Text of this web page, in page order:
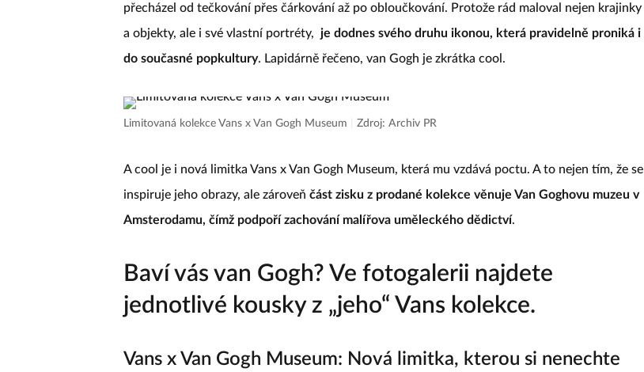
přecházel od tečkování přes čárkování až po obloučkování. Protože rád maloval nejen krajinky
a objekty, ale i své vlastní portréty, je dodnes svého druhu ikonou, která pravidelně proniká i
do současné popkultury. Lapidárně řečeno, van Gogh je zkrátka cool.
Limitovaná kolekce Vans x Van Gogh Museum Zdroj: Archiv PR
A cool je i nová limitka Vans x Van Gogh Museum, která mu vzdává poctu. A to nejen tím, že se
inspiruje jeho obrazy, ale zároveň část zisku z prodané kolekce věnuje Van Goghovu muzeu v
Amsterodamu, čímž podpoří zachování malířova uměleckého dědictví.
Baví vás van Gogh? Ve fotogalerii najdete
jednotlivé kousky z „jeho“ Vans kolekce.
Vans x Van Gogh Museum: Nová limitka, kterou si nenechte